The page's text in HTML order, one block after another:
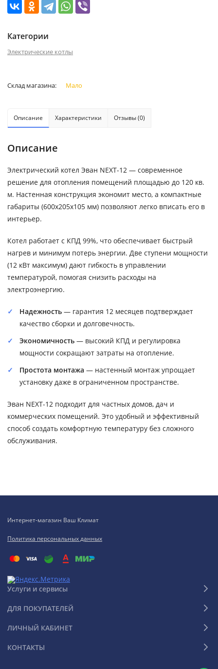
Категории
Электрические котлы
Склад магазина: Мало
Описание Характеристики Отзывы (0)
Описание
Электрический котел Эван NEXT-12 — современное
решение для отопления помещений площадью до 120 кв.
м. Настенная конструкция экономит место, а компактные
габариты (600х205х105 мм) позволяют легко вписать его в
интерьер.
Котел работает с КПД 99%, что обеспечивает быстрый
нагрев и минимум потерь энергии. Две ступени мощности
(12 кВт максимум) дают гибкость в управлении
температурой, помогая снизить расходы на
электроэнергию.
Надежность — гарантия 12 месяцев подтверждает
качество сборки и долговечность.
Экономичность — высокий КПД и регулировка
мощности сокращают затраты на отопление.
Простота монтажа — настенный монтаж упрощает
установку даже в ограниченном пространстве.
Эван NEXT-12 подходит для частных домов, дач и
коммерческих помещений. Это удобный и эффективный
способ создать комфортную температуру без сложного
обслуживания.
Интернет-магазин Ваш Климат
Политика персональных данных
Услуги и сервисы
ДЛЯ ПОКУПАТЕЛЕЙ
ЛИЧНЫЙ КАБИНЕТ
КОНТАКТЫ